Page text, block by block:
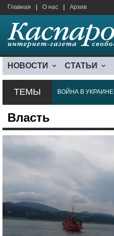
Главная О нас Архив
НОВОСТИ СТАТЬИ
ТЕМЫ ВОЙНА В УКРАИНЕ
Власть